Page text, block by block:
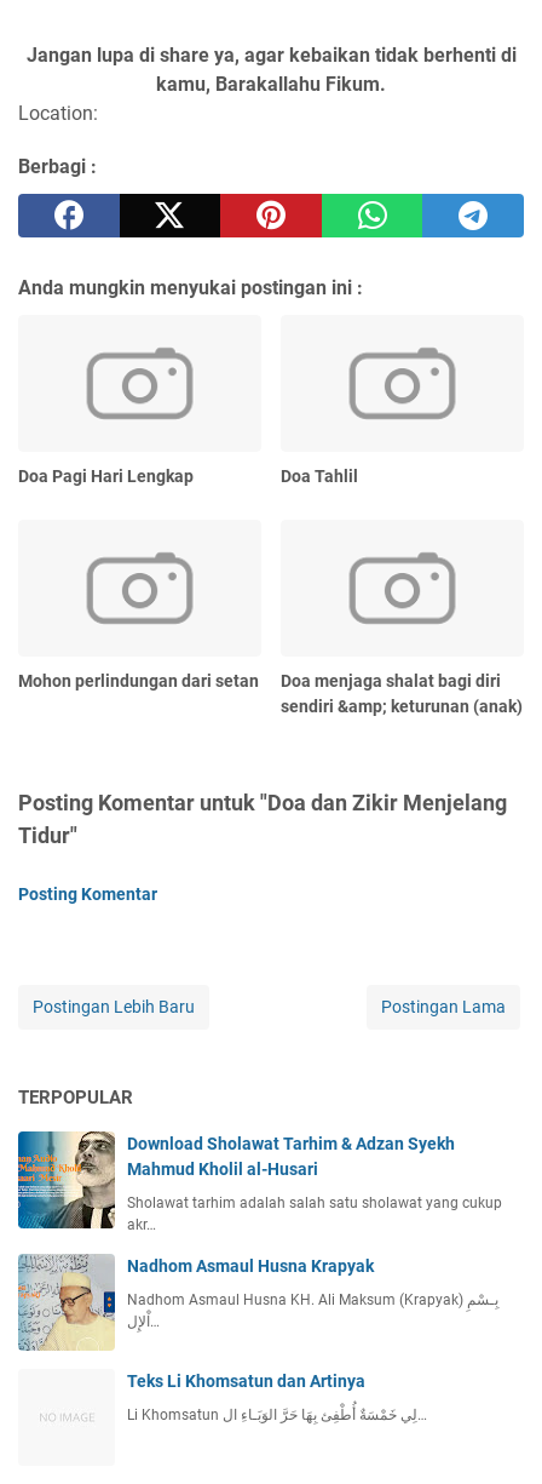
Jangan lupa di share ya, agar kebaikan tidak berhenti di
kamu, Barakallahu Fikum.
Location:
Berbagi :
Anda mungkin menyukai postingan ini :
Doa Pagi Hari Lengkap Doa Tahlil
Mohon perlindungan dari setan
Doa menjaga shalat bagi diri
sendiri &amp; keturunan (anak)
Posting Komentar untuk "Doa dan Zikir Menjelang
Tidur"
Posting Komentar
Postingan Lebih Baru Postingan Lama
TERPOPULAR
Download Sholawat Tarhim & Adzan Syekh
Mahmud Kholil al-Husari
Sholawat tarhim adalah salah satu sholawat yang cukup
akr…
Nadhom Asmaul Husna Krapyak
Nadhom Asmaul Husna KH. Ali Maksum (Krapyak) بِـسْمِ
اْلإِل…
Teks Li Khomsatun dan Artinya
Li Khomsatun لِي خَمْسَةٌ أُطْفِئ بِهَا حَرَّ الوَبَـاءِ ال…